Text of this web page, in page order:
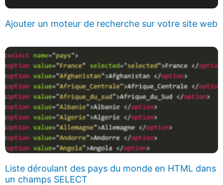
Ajouter un moteur de recherche sur votre site web
Liste déroulant des pays du monde en HTML dans
un champs SELECT